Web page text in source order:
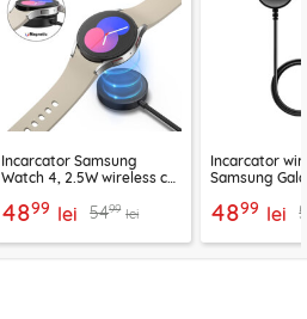
Incarcator Samsung
Watch 4, 2.5W wireless cu
4899 lei 5499 lei
Incarcator
Samsung
TSC21
4899 lei